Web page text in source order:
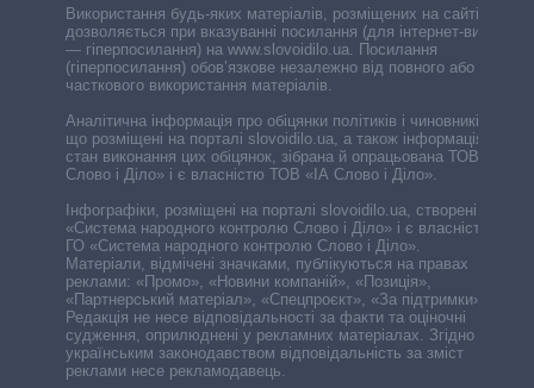
Використання будь-яких матеріалів, розміщених на сайті,
дозволяється при вказуванні посилання (для інтернет-видань
— гіперпосилання) на www.slovoidilo.ua. Посилання
(гіперпосилання) обов’язкове незалежно від повного або
часткового використання матеріалів.
Аналітична інформація про обіцянки політиків і чиновників,
що розміщені на порталі slovoidilo.ua, а також інформація про
стан виконання цих обіцянок, зібрана й опрацьована ТОВ «ІА
Слово і Діло» і є власністю ТОВ «ІА Слово і Діло».
Інфографіки, розміщені на порталі slovoidilo.ua, створені ГО
«Система народного контролю Слово і Діло» і є власністю
ГО «Система народного контролю Слово і Діло».
Матеріали, відмічені значками, публікуються на правах
реклами: «Промо», «Новини компаній», «Позиція»,
«Партнерський матеріал», «Спецпроєкт», «За підтримки».
Редакція не несе відповідальності за факти та оціночні
судження, оприлюднені у рекламних матеріалах. Згідно з
українським законодавством відповідальність за зміст
реклами несе рекламодавець.